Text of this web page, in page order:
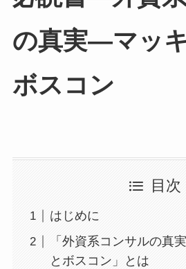
の真実―マッ
ボスコン
目次
はじめに
「外資系コンサルの真
とボスコン」とは